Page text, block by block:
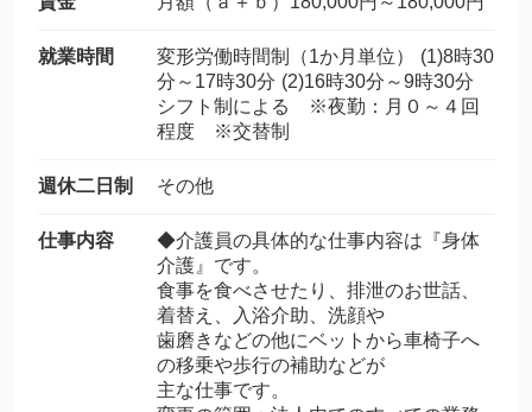
就業時間
変形労働時間制（1か月単位） (1)8時30
分～17時30分 (2)16時30分～9時30分
シフト制による ※夜勤：月０～４回
程度 ※交替制
週休二日制 その他
仕事内容
◆介護員の具体的な仕事内容は『身体
介護』です。
食事を食べさせたり、排泄のお世話、
着替え、入浴介助、洗顔や
歯磨きなどの他にベットから車椅子へ
の移乗や歩行の補助などが
主な仕事です。